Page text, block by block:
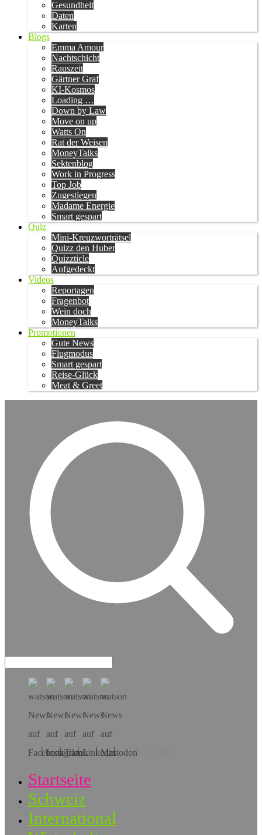
Gesundheit
Daten
Karten
Blogs
Emma Amour
Nachtschicht
Rauszeit
Gärtner Graf
KI-Kosmos
Loading …
Down by Law
Move on up
Watts On
Rat der Weisen
MoneyTalks
Sektenblog
Work in Progress
Top Job
Zugestiegen
Madame Energie
Smart gespart
Quiz
Mini-Kreuzworträtsel
Quizz den Huber
Quizzticle
Aufgedeckt
Videos
Reportagen
Fragenbot
Wein doch
MoneyTalks
Promotionen
Gute News
Flugmodus
Smart gespart
Reise-Glück
Meat & Greet
Hol dir die App!
Startseite
Schweiz
International